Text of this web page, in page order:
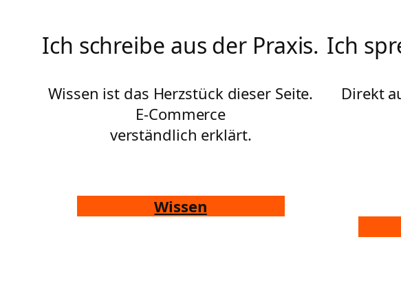
Ich schreibe aus der Praxis.
Wissen ist das Herzstück dieser Seite.
E-Commerce
verständlich erklärt.
Wissen
Ich
Direkt